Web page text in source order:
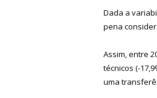
Dada a
pena
Assim, entre
técnicos (-
uma